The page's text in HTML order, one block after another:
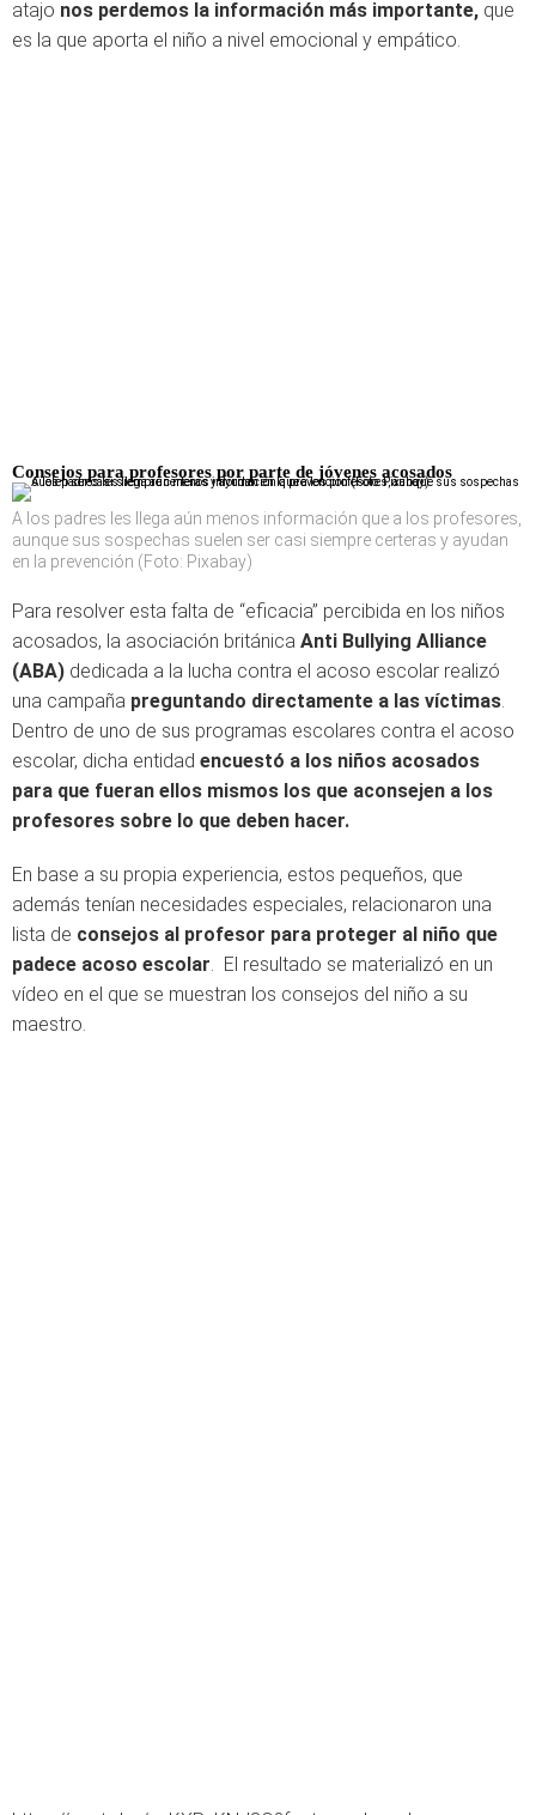
atajo nos perdemos la información más importante, que
es la que aporta el niño a nivel emocional y empático.
Consejos para profesores por parte de jóvenes acosados
A los padres les llega aún menos información que a los profesores,
aunque sus sospechas suelen ser casi siempre certeras y ayudan
en la prevención (Foto: Pixabay)
Para resolver esta falta de “eficacia” percibida en los niños
acosados, la asociación británica Anti Bullying Alliance
(ABA) dedicada a la lucha contra el acoso escolar realizó
una campaña preguntando directamente a las víctimas.
Dentro de uno de sus programas escolares contra el acoso
escolar, dicha entidad encuestó a los niños acosados
para que fueran ellos mismos los que aconsejen a los
profesores sobre lo que deben hacer.
En base a su propia experiencia, estos pequeños, que
además tenían necesidades especiales, relacionaron una
lista de consejos al profesor para proteger al niño que
padece acoso escolar. El resultado se materializó en un
vídeo en el que se muestran los consejos del niño a su
maestro.